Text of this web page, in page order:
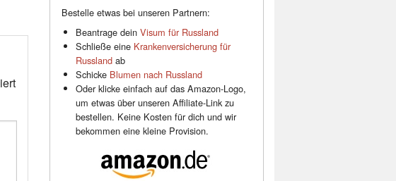
Bestelle etwas bei unseren Partnern:
Beantrage dein Visum für Russland
Schließe eine Krankenversicherung für
Russlandab
Schicke Blumen nach Russland
Oder klicke einfach auf das Amazon-Logo,
um etwas über unseren Affiliate-Link zu
bestellen. Keine Kosten für dich und wir
bekommen eine kleine Provision.